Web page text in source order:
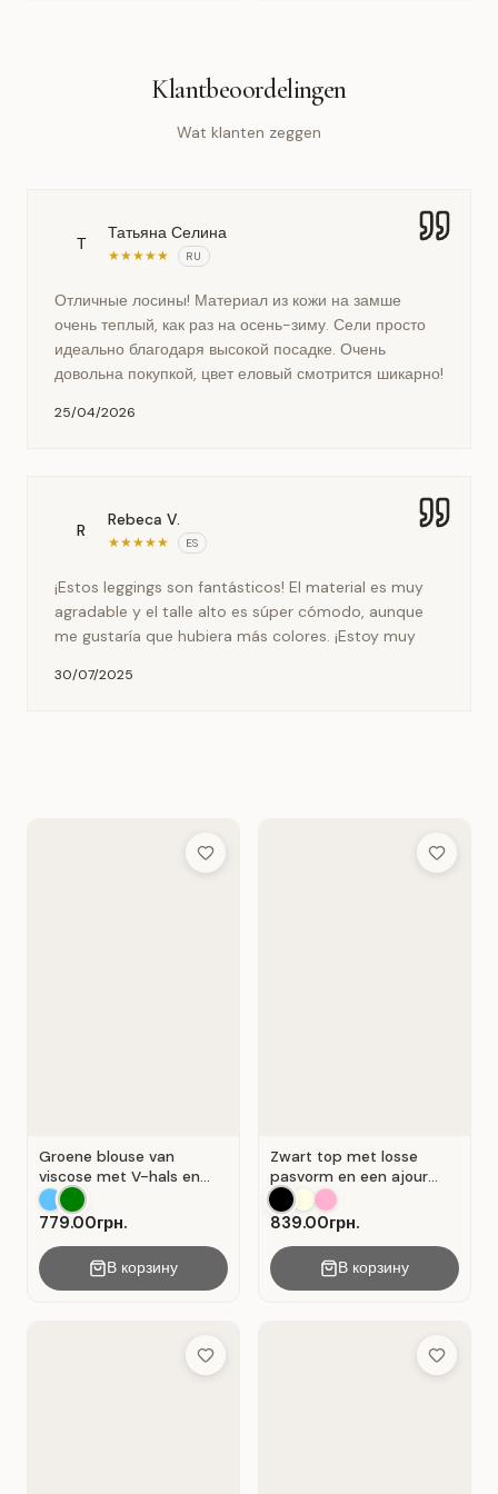
Klantbeoordelingen
Wat klanten zeggen
Т
Татьяна Селина
★★★★★ RU
Отличные лосины! Материал из кожи на замше
очень теплый, как раз на осень-зиму. Сели просто
идеально благодаря высокой посадке. Очень
довольна покупкой, цвет еловый смотрится шикарно!
25/04/2026
R
Rebeca V.
★★★★★ ES
¡Estos leggings son fantásticos! El material es muy
agradable y el talle alto es súper cómodo, aunque
me gustaría que hubiera más colores. ¡Estoy muy
30/07/2025
Add to Wish List
Groene blouse van
viscose met V-hals en
overslag . Groente .
779.00грн.
В корзину
Add to
Zwart top met losse
pasvorm en een ajour
kanten inzetstuk.
839.00грн.
В корзину
Add to Wish List Add to